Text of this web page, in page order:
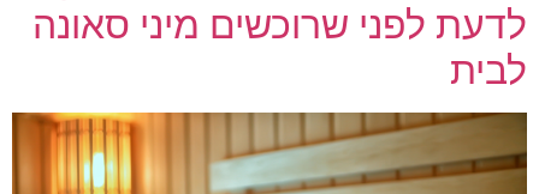
לדעת לפני שרוכשים מיני סאונה
לבית